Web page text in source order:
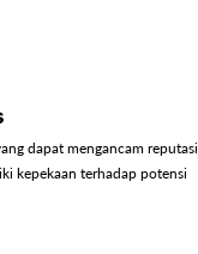
dapat mengancam reputasi
kepekaan terhadap potensi